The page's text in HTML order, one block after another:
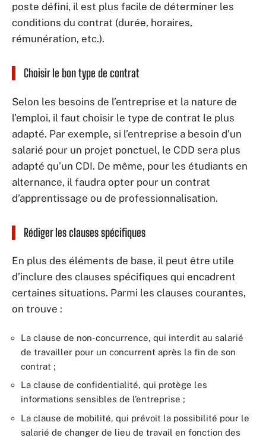
poste défini, il est plus facile de déterminer les
conditions du contrat (durée, horaires,
rémunération, etc.).
Choisir le bon type de contrat
Selon les besoins de l’entreprise et la nature de
l’emploi, il faut choisir le type de contrat le plus
adapté. Par exemple, si l’entreprise a besoin d’un
salarié pour un projet ponctuel, le CDD sera plus
adapté qu’un CDI. De même, pour les étudiants en
alternance, il faudra opter pour un contrat
d’apprentissage ou de professionnalisation.
Rédiger les clauses spécifiques
En plus des éléments de base, il peut être utile
d’inclure des clauses spécifiques qui encadrent
certaines situations. Parmi les clauses courantes,
on trouve :
La clause de non-concurrence, qui interdit au salarié
de travailler pour un concurrent après la fin de son
contrat ;
La clause de confidentialité, qui protège les
informations sensibles de l’entreprise ;
La clause de mobilité, qui prévoit la possibilité pour le
salarié de changer de lieu de travail en fonction des